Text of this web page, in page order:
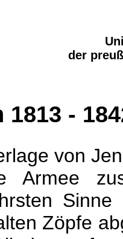
der
-
von
Armee
Zöpfe